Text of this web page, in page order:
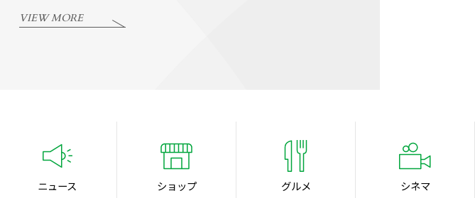
VIEW MORE
ニュース ショップ グルメ シネマ